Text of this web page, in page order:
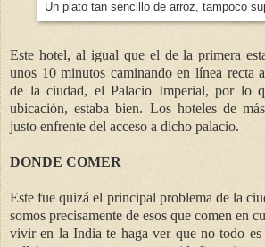
Un plato tan sencillo de arroz, tampoco
Este hotel, al igual que el de la primera
unos 10 minutos caminando en línea recta
de la ciudad, el Palacio Imperial, por lo
ubicación, estaba bien. Los hoteles de
justo enfrente del acceso a dicho palacio.
DONDE COMER
Este fue quizá el principal problema de la
somos precisamente de esos que comen en
vivir en la India te haga ver que no todo es